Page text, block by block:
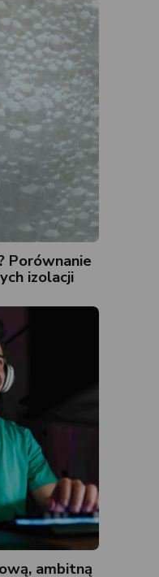
Porównanie
izolacji
ambitną